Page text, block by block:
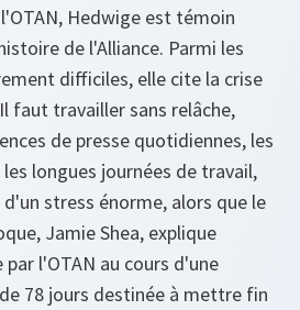
Hedwige est témoin
de l'Alliance. Parmi les
difficiles, elle cite la crise
faut travailler sans relâche,
de presse quotidiennes, les
longues journées de travail,
stress énorme, alors que le
Jamie Shea, explique
l'OTAN au cours d'une
78 jours destinée à mettre fin